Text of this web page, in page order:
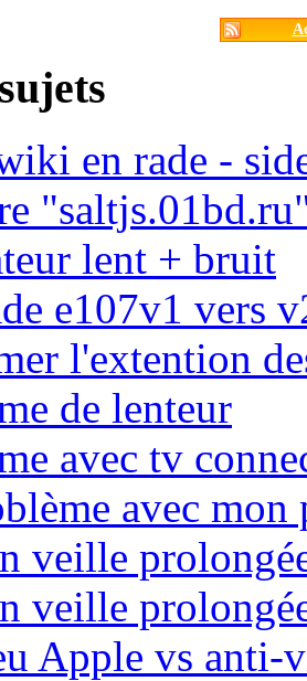
en rade -
lent + bruit
e107v1 vers
l'extention
de lenteur
avec tv
avec mon
veille
veille
Apple vs anti-